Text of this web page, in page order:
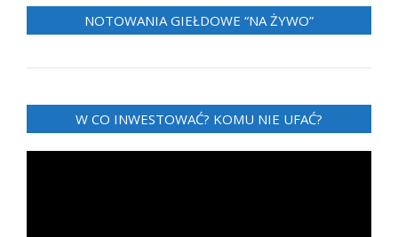
NOTOWANIA GIEŁDOWE “NA ŻYWO”
W CO INWESTOWAĆ? KOMU NIE UFAĆ?